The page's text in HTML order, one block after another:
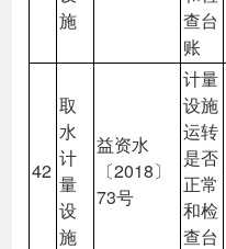
施
查台
账
42
取
水
计
量
设
施
益资水
〔2018〕
73号
计量
设施
运转
是否
正常
和检
查台